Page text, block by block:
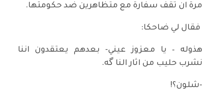
مرة ان تقف سفارة مع متظاهرين ضد حكومتها.
فقال لي ضاحكا:
هذوله – يا معزوز عيني- بعدهم يعتقدون اننا
نشرب حليب من اثار النا گه.
-شلون؟!